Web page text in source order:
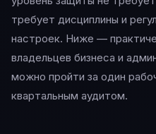
требует дисциплины и
настроек. Ниже —
владельцев бизнеса и
можно пройти за один
квартальным аудитом.